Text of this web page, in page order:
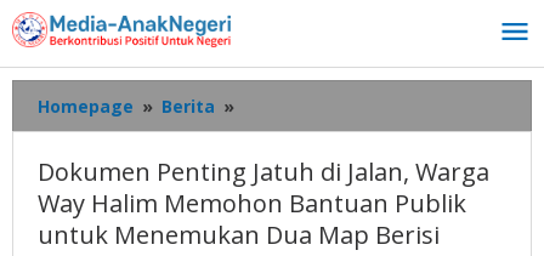
Lewati
ke
konten
Homepage » Berita »
Penting
di
Jalan,
Warga
Dokumen Penting Jatuh di Jalan, Warga
Way Halim Memohon Bantuan Publik
untuk Menemukan Dua Map Berisi